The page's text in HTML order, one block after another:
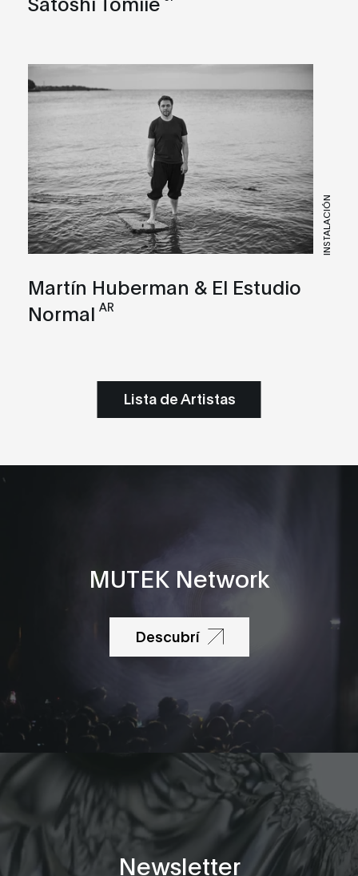
INSTALACIÓN
Martín Huberman & El Estudio
Normal AR
Lista de Artistas
MUTEK Network
Descubrí
Newsletter